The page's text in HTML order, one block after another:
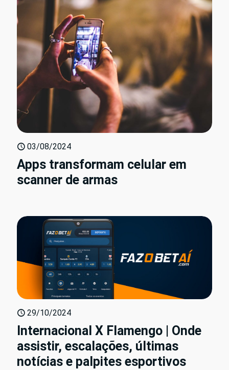
03/08/2024
Apps transformam celular em
scanner de armas
29/10/2024
Internacional X Flamengo | Onde
assistir, escalações, últimas
notícias e palpites esportivos